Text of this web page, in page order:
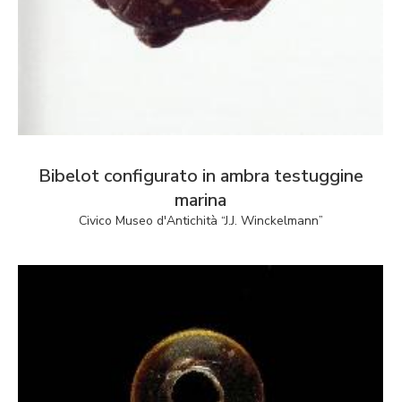
Bibelot configurato in ambra testuggine
marina
Civico Museo d'Antichità “J.J. Winckelmann”